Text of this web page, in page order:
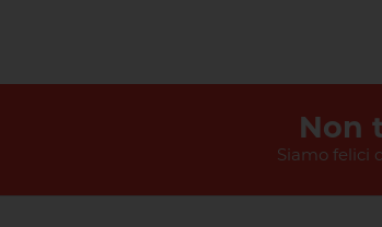
Non
Siamo felici